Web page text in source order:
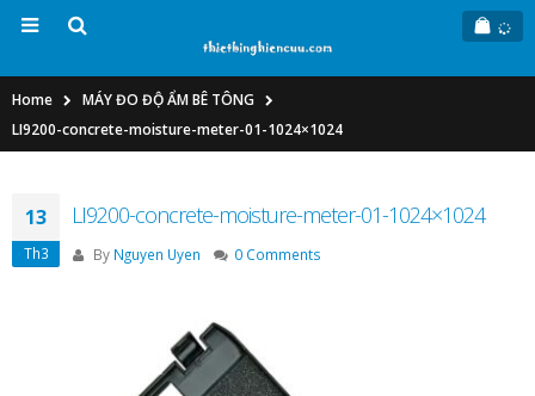
Home
MÁY ĐO ĐỘ ẨM BÊ TÔNG
LI9200-concrete-moisture-meter-01-1024×1024
13
Th3
LI9200-concrete-moisture-meter-01-1024×1024
By Nguyen Uyen 0 Comments